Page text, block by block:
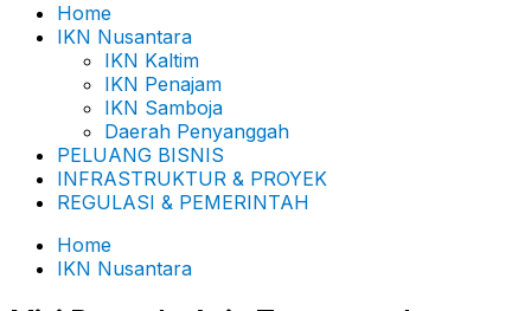
Home
IKN Nusantara
IKN Kaltim
IKN Penajam
IKN Samboja
Daerah Penyanggah
PELUANG BISNIS
INFRASTRUKTUR & PROYEK
REGULASI & PEMERINTAH
Home
IKN Nusantara